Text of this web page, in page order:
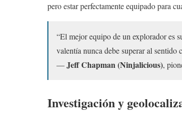
pero estar perfectamente equipado para
“El mejor equipo de un explorador es
valentía nunca debe superar al sentido
—Jeff Chapman (Ninjalicious),
Investigación y